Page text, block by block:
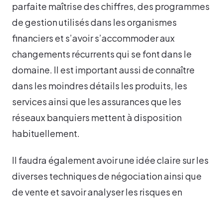
parfaite maîtrise des chiffres, des programmes
de gestion utilisés dans les organismes
financiers et s’avoir s’accommoder aux
changements récurrents qui se font dans le
domaine. Il est important aussi de connaître
dans les moindres détails les produits, les
services ainsi que les assurances que les
réseaux banquiers mettent à disposition
habituellement.
Il faudra également avoir une idée claire sur les
diverses techniques de négociation ainsi que
de vente et savoir analyser les risques en